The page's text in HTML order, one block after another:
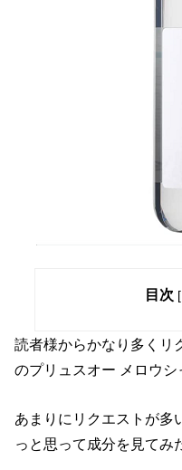
目次 [
読者様からかなり多くリ
のプリュスオー メロウシ
あまりにリクエストが多
っと思って成分を見てみ